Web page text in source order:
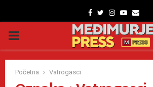
Facebook
TwitterInstagram
Youtube
Email
PRIMARY
MENU
Početna Vatrogasci